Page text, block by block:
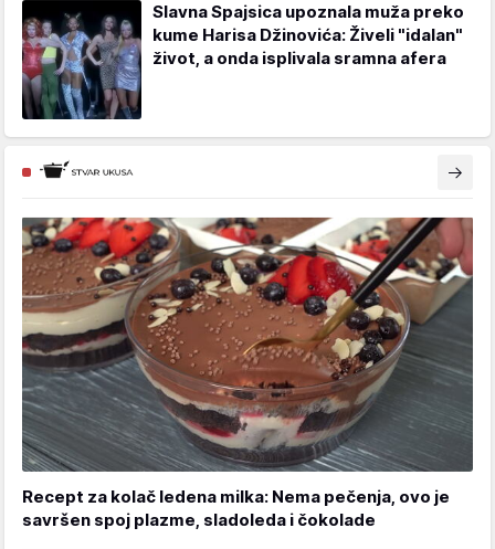
Slavna Spajsica upoznala muža preko
kume Harisa Džinovića: Živeli "idalan"
život, a onda isplivala sramna afera
Recept za kolač ledena milka: Nema pečenja, ovo je
savršen spoj plazme, sladoleda i čokolade